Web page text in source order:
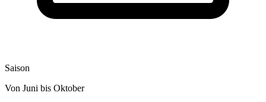
Saison
Von Juni bis Oktober